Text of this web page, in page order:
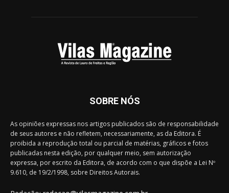
SOBRE NÓS
As opiniões expressas nos artigos publicados são de responsabilidade
de seus autores e não refletem, necessariamente, as da Editora. É
proibida a reprodução total ou parcial de matérias, gráficos e fotos
publicadas nesta edição, por qualquer meio, sem autorização
expressa, por escrito da Editora, de acordo com o que dispõe a Lei Nº
9.610, de 19/2/1998, sobre Direitos Autorais.